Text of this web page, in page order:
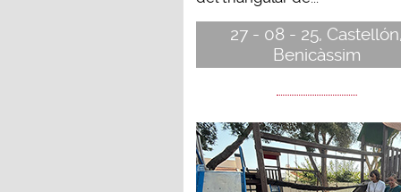
27 - 08 - 25,
Benicàssim